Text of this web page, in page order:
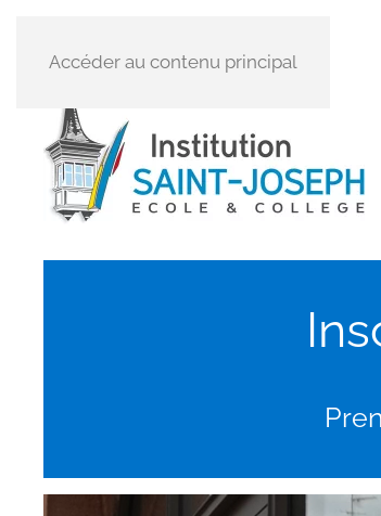
Accéder au contenu principal